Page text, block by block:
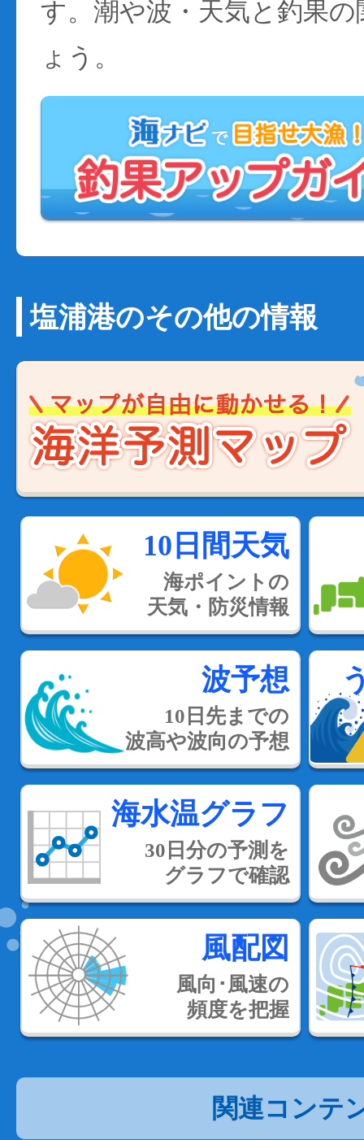
す。潮や波・天気と釣果
ょう。
塩浦港のその他の情報
10日間天気
海ポイントの
天気・防災情報
波予想
10日先までの
波高や波向の予想
海水温グラフ
30日分の予測を
グラフで確認
風配図
風向･風速の
頻度を把握
関連コンテ